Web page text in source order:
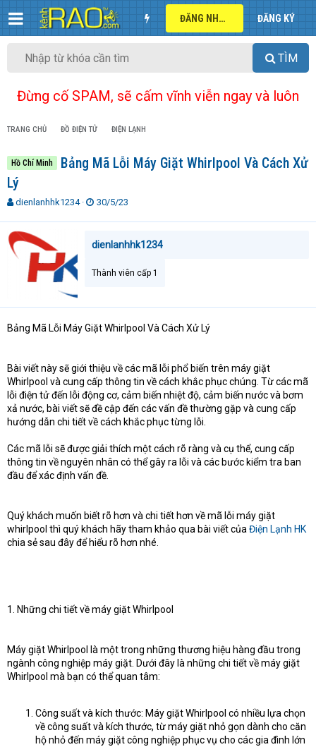
ĐĂNG NHẬP ĐĂNG KÝ
TÌM
Đừng cố SPAM, sẽ cấm vĩnh viễn ngay và luôn
TRANG CHỦ ĐỒ ĐIỆN TỬ ĐIỆN LẠNH
Hồ Chí Minh
Bảng Mã Lỗi Máy Giặt Whirlpool Và Cách Xử
Lý
T
e
a
t
dienlanhhk1234
N
y
i
30/5/23
dienlanhhk1234
Thành viên cấp 1
Bảng Mã Lỗi Máy Giặt Whirlpool Và Cách Xử Lý
Bài viết này sẽ giới thiệu về các mã lỗi phổ biến trên máy giặt
Whirlpool và cung cấp thông tin về cách khắc phục chúng. Từ các mã
lỗi điện tử đến lỗi động cơ, cảm biến nhiệt độ, cảm biến nước và bơm
xả nước, bài viết sẽ đề cập đến các vấn đề thường gặp và cung cấp
hướng dẫn chi tiết về cách khắc phục từng lỗi.
Các mã lỗi sẽ được giải thích một cách rõ ràng và cụ thể, cung cấp
thông tin về nguyên nhân có thể gây ra lỗi và các bước kiểm tra ban
đầu để xác định vấn đề.
Quý khách muốn biết rõ hơn và chi tiết hơn về mã lỗi máy giặt
whirlpool thì quý khách hãy tham khảo qua bài viết củaĐiện Lạnh HK
chia sẻ sau đây để hiểu rõ hơn nhé.
1. Những chi tiết về máy giặt Whirlpool
Máy giặt Whirlpool là một trong những thương hiệu hàng đầu trong
ngành công nghiệp máy giặt. Dưới đây là những chi tiết về máy giặt
Whirlpool mà bạn có thể quan tâm:
Công suất và kích thước: Máy giặt Whirlpool có nhiều lựa chọn
về công suất và kích thước, từ máy giặt nhỏ gọn dành cho căn
hộ nhỏ đến máy giặt công nghiệp phục vụ cho các gia đình lớn